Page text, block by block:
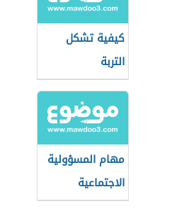
كيفية تشكل
التربة
مهام المسؤولية
الاجتماعية